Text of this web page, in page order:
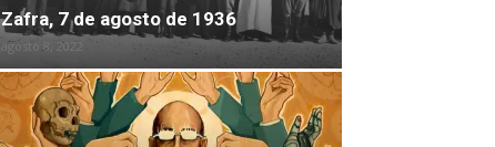
Zafra, 7 de agosto de 1936
agosto 8, 2022